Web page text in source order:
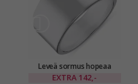
Leveä sormus hopeaa
EXTRA 142,-